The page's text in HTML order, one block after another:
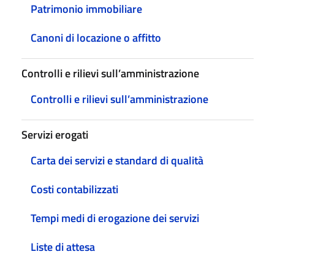
Patrimonio immobiliare
Canoni di locazione o affitto
Controlli e rilievi sull’amministrazione
Controlli e rilievi sull’amministrazione
Servizi erogati
Carta dei servizi e standard di qualità
Costi contabilizzati
Tempi medi di erogazione dei servizi
Liste di attesa